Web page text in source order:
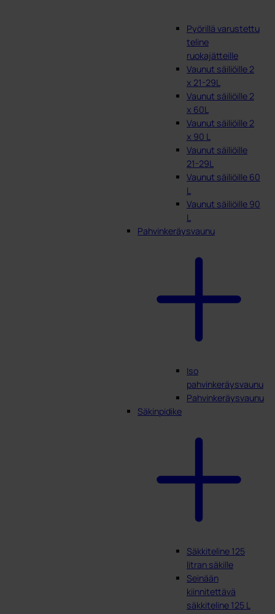
Pyörillä varustettu
teline
ruokajätteille
Vaunut säiliöille 2
x 21-29L
Vaunut säiliöille 2
x 60L
Vaunut säiliöille 2
x 90 L
Vaunut säiliöille
21-29L
Vaunut säiliöille 60
L
Vaunut säiliöille 90
L
Pahvinkeräysvaunu
Iso
pahvinkeräysvaunu
Pahvinkeräysvaunu
Säkinpidike
Säkkiteline 125
litran säkille
Seinään
kiinnitettävä
säkkiteline 125 L